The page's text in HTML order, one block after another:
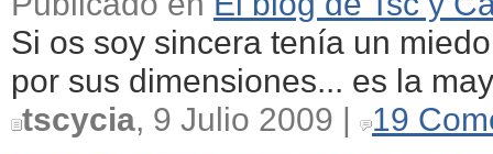
Si os soy sincera tenía un
por sus dimensiones... es la
tscycia, 9 Julio 2009 |
19